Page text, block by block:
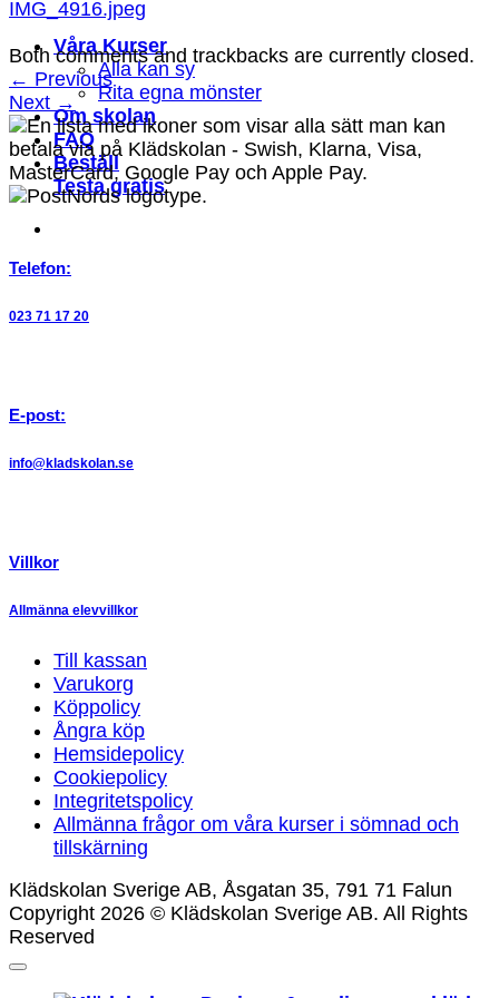
Våra Kurser
Alla kan sy
Rita egna mönster
Om skolan
FAQ
Beställ
Testa gratis
IMG_4916.jpeg
Both comments and trackbacks are currently closed.
← Previous
Next →
Telefon:
023 71 17 20
E-post:
info@kladskolan.se
Villkor
Allmänna elevvillkor
Till kassan
Varukorg
Köppolicy
Ångra köp
Hemsidepolicy
Cookiepolicy
Integritetspolicy
Allmänna frågor om våra kurser i sömnad och
tillskärning
Klädskolan Sverige AB, Åsgatan 35, 791 71 Falun
Copyright 2026 © Klädskolan Sverige AB. All Rights
Reserved